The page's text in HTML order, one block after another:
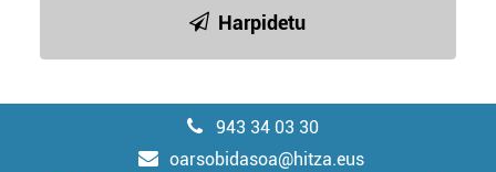
Harpidetu
943 34 03 30
oarsobidasoa@hitza.eus